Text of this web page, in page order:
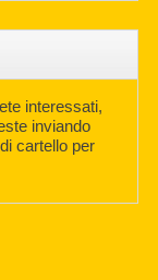
interessati,
inviando
cartello per